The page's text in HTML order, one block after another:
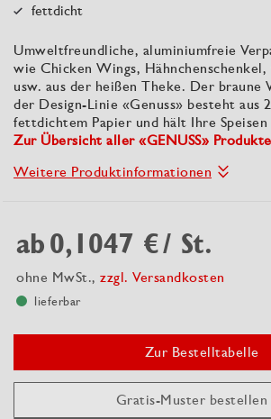
fettdicht
Umweltfreundliche, aluminiumfreie
wie Chicken Wings, Hähnchenschenkel,
usw. aus der heißen Theke. Der braune
der Design-Linie «Genuss» besteht aus
fettdichtem Papier und hält Ihre Speisen
Zur Übersicht aller «GENUSS» Produkte
Weitere Produktinformationen
ab0,1047 €/ St.
ohne MwSt., zzgl. Versandkosten
lieferbar
Zur Bestelltabelle
Gratis-Muster bestellen